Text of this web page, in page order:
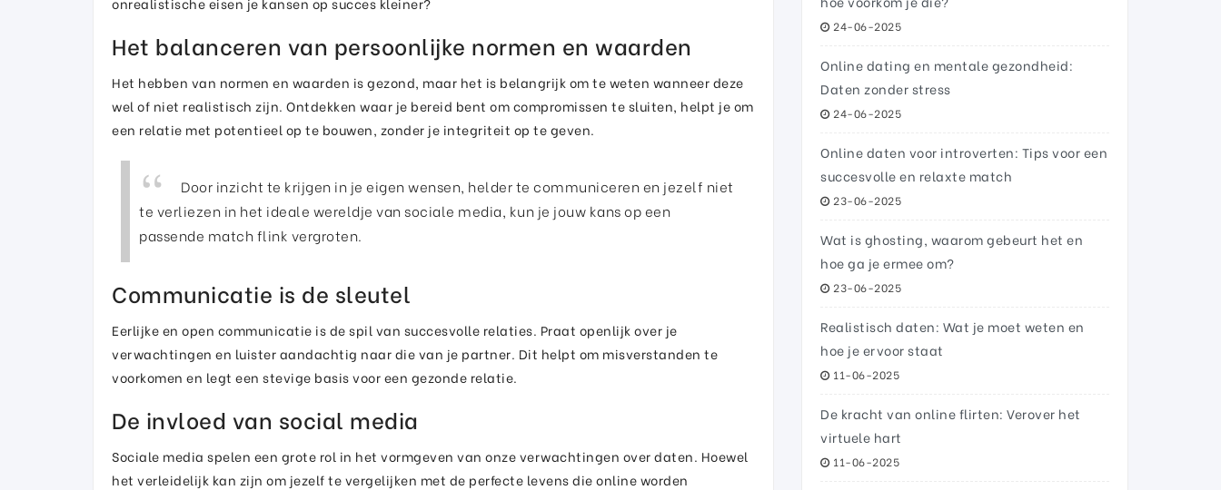
Het balanceren van persoonlijke normen en waarden
Het hebben van normen en waarden is gezond, maar het is belangrijk om te weten wanneer deze
wel of niet realistisch zijn. Ontdekken waar je bereid bent om compromissen te sluiten, helpt je om
een relatie met potentieel op te bouwen, zonder je integriteit op te geven.
Door inzicht te krijgen in je eigen wensen, helder te communiceren en jezelf niet
te verliezen in het ideale wereldje van sociale media, kun je jouw kans op een
passende match flink vergroten.
Communicatie is de sleutel
Eerlijke en open communicatie is de spil van succesvolle relaties. Praat openlijk over je
verwachtingen en luister aandachtig naar die van je partner. Dit helpt om misverstanden te
voorkomen en legt een stevige basis voor een gezonde relatie.
De invloed van social media
Sociale media spelen een grote rol in het vormgeven van onze verwachtingen over daten. Hoewel
het verleidelijk kan zijn om jezelf te vergelijken met de perfecte levens die online worden
24-06-2025
Online dating en mentale gezondheid:
Daten zonder stress
24-06-2025
Online daten voor introverten: Tips voor een
succesvolle en relaxte match
23-06-2025
Wat is ghosting, waarom gebeurt het en
hoe ga je ermee om?
23-06-2025
Realistisch daten: Wat je moet weten en
hoe je ervoor staat
11-06-2025
De kracht van online flirten: Verover het
virtuele hart
11-06-2025